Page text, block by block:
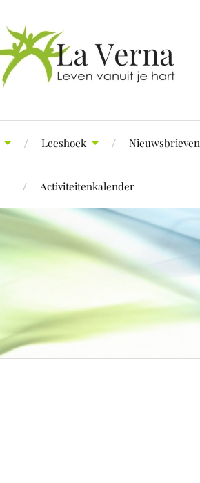
Leeshoek Nieuwsbrieven
Activiteitenkalender